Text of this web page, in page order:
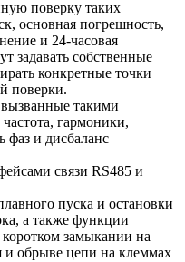
поверку таких
основная погрешность,
и 24-часовая
задавать собственные
конкретные точки
поверки.
такими
гармоники,
фаз и дисбаланс
связи RS485 и
пуска и остановки
а также функции
замыкании на
обрыве цепи на клеммах